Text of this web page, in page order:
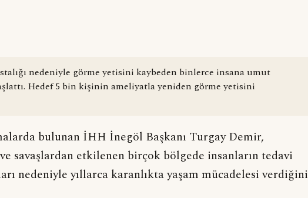
nedeniyle görme yetisini kaybeden binlerce insana umut
Hedef 5 bin kişinin ameliyatla yeniden görme yetisini
bulunan İHH İnegöl Başkanı Turgay Demir,
savaşlardan etkilenen birçok bölgede insanların tedavi
nedeniyle yıllarca karanlıkta yaşam mücadelesi verdiğini